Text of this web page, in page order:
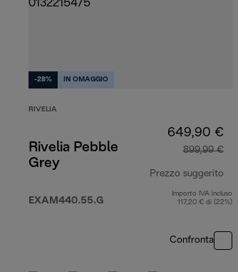
-28% IN OMAGGIO
RIVELIA
Rivelia Pebble
Grey
EXAM440.55.G
649,90 €
899,99 €
Prezzo suggerito
Importo IVA incluso
117,20 € di (22%)
Confronta